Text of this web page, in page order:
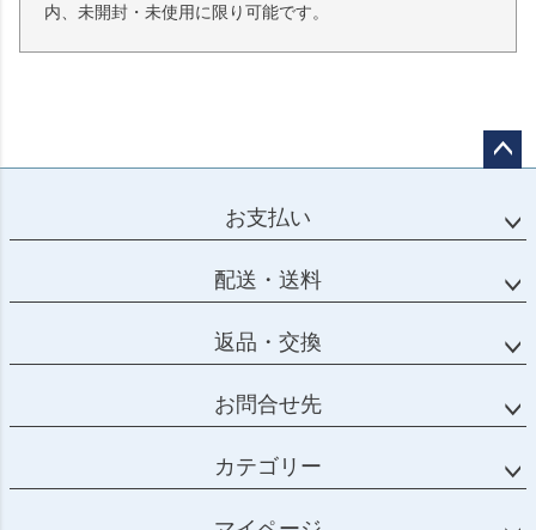
内、未開封・未使用に限り可能です。
ップ
お支払い
配送・送料
返品・交換
お問合せ先
カテゴリー